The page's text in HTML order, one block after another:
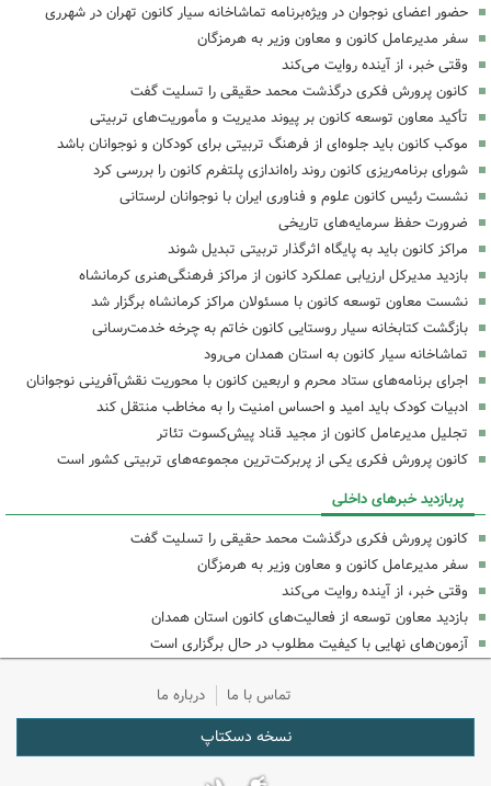
حضور اعضای نوجوان در ویژه‌برنامه تماشاخانه سیار کانون تهران در شهرری
سفر مدیرعامل کانون و معاون وزیر به هرمزگان
وقتی خبر، از آینده روایت می‌کند
کانون پرورش فکری درگذشت محمد حقیقی را تسلیت گفت
تأکید معاون توسعه کانون بر پیوند مدیریت و مأموریت‌های تربیتی
موکب کانون باید جلوه‌ای از فرهنگ تربیتی برای کودکان و نوجوانان باشد
شورای برنامه‌ریزی کانون روند راه‌اندازی پلتفرم کانون را بررسی کرد
نشست رئیس کانون علوم و فناوری ایران با نوجوانان لرستانی
ضرورت حفظ سرمایه‌های تاریخی
مراکز کانون باید به پایگاه اثرگذار تربیتی تبدیل شوند
بازدید مدیرکل ارزیابی عملکرد کانون از مراکز فرهنگی‌هنری کرمانشاه
نشست معاون توسعه کانون با مسئولان مراکز کرمانشاه برگزار شد
بازگشت کتابخانه سیار روستایی کانون خاتم به چرخه خدمت‌رسانی
تماشاخانه سیار کانون به استان همدان می‌رود
اجرای برنامه‌های ستاد محرم و اربعین کانون با محوریت نقش‌آفرینی نوجوانان
ادبیات کودک باید امید و احساس امنیت را به مخاطب منتقل کند
تجلیل مدیرعامل کانون از مجید قناد پیش‌کسوت تئاتر
کانون پرورش فکری یکی از پربرکت‌ترین مجموعه‌های تربیتی کشور است
پربازدید خبرهای داخلی
کانون پرورش فکری درگذشت محمد حقیقی را تسلیت گفت
سفر مدیرعامل کانون و معاون وزیر به هرمزگان
وقتی خبر، از آینده روایت می‌کند
بازدید معاون توسعه از فعالیت‌های کانون استان همدان
آزمون‌های نهایی با کیفیت مطلوب در حال برگزاری است
تماس با ما درباره ما
نسخه دسکتاپ